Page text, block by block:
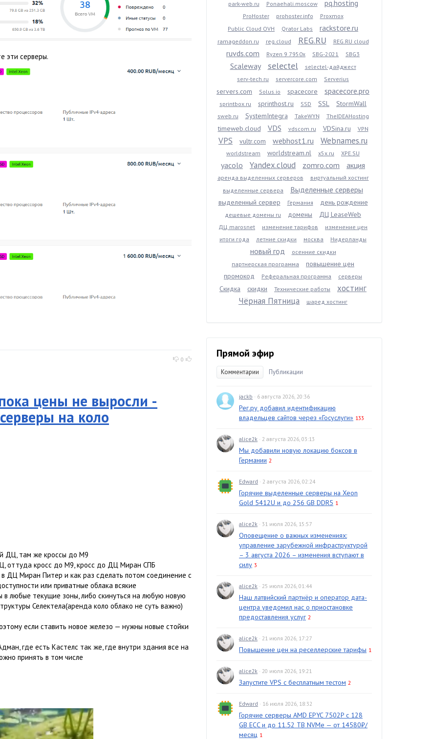
эти серверы.
0
цены не выросли -
на коло
ДЦ, там же кроссы до М9
оттуда кросс до М9, кросс до ДЦ Миран СПБ
ДЦ Миран Питер и как раз сделать потом соединение с
или приватные облака всякие
любые текущие зоны, либо скинуться на любую новую
Селектела(аренда коло облако не суть важно)
если ставить новое железо — нужны новые стойки
где есть Кастелс так же, где внутри здания все на
принять в том числе
park-web.ru Ponaehali.moscow pq.hosting
ProHoster prohoster.info
Proxmox
Public Cloud OVH
Qrator Labs rackstore.ru
ramageddon.ru reg.cloud REG.RU REG.RU cloud
ruvds.com Ryzen 9 7950x SBG-2021 SBG3
Scaleway selectel
selectel-дайджест
serv-tech.ru
servercore.com Serverius
servers.com Solus.io spacecore spacecore.pro
sprintbox.ru sprinthost.ru SSD SSL StormWall
sweb.ru SystemIntegra TakeWYN TheIDEAHosting
timeweb.cloud VDS vdscom.ru VDSina.ru VPN
VPS vultr.com webhost1.ru Webnames.ru
worldstream worldstream.nl x5x.ru XPE.SU
yacolo Yandex.cloud zomro.com акция
аренда выделенных серверов
виртуальный хостинг
выделенные сервера
Выделенные серверы
выделенный сервер Германия день рождение
дешевые домены ru домены ДЦ LeaseWeb
ДЦ marosnet изменение тарифов
изменение цен
итоги года
летние скидки москва Нидерланды
новый год
осенние скидки
партнерская программа
повышение цен
промокод
Реферальная программа серверы
Скидка скидки Технические работы
хостинг
Чёрная Пятница
шаред хостинг
Прямой эфир
Комментарии Публикации
jackb · 6 августа 2026, 20:36
Рег.ру добавил идентификацию
владельцев сайтов через «Госуслуги» 133
alice2k · 2 августа 2026, 03:13
Мы добавили новую локацию боксов в
Германии 2
Edward · 2 августа 2026, 02:24
Горячие выделенные серверы на Xeon
Gold 5412U и до 256 GB DDR5 1
alice2k · 31 июля 2026, 15:57
Оповещение о важных изменениях:
управление зарубежной инфраструктурой
– 3 августа 2026 – изменения вступают в
силу 3
alice2k · 25 июля 2026, 01:44
Наш латвийский партнёр и оператор дата-
центра уведомил нас о приостановке
предоставления услуг 2
alice2k · 21 июля 2026, 17:27
Повышение цен на реселлерские тарифы 1
alice2k · 20 июля 2026, 19:21
Запустите VPS с бесплатным тестом 2
Edward · 16 июля 2026, 18:32
Горячие серверы AMD EPYC 7502P с 128
GB ECC и до 11.52 TB NVMe — от 14580₽/
месяц 1